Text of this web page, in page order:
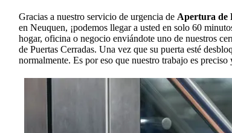
Gracias a nuestro servicio de urgencia de Apertura de
en Neuquen, ¡podemos llegar a usted en solo 60
hogar, oficina o negocio enviándote uno de nuestros
de Puertas Cerradas. Una vez que su puerta esté
normalmente. Es por eso que nuestro trabajo es preciso